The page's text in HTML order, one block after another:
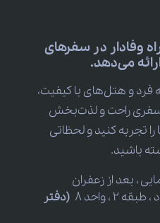
وفادار در سفرهای
می‌دهد.
فرد و هتل‌های با کیفیت،
سفری راحت و لذت‌بخش
را تجربه کنید و لحظاتی
باشید.
، بعد از زعفران
، واحد 8
(دفتر